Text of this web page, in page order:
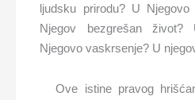
ljudsku prirodu? U
Njegov bezgrešan
Njegovo vaskrsenje? U
Ove istine pravog